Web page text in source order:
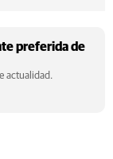
preferida de
actualidad.